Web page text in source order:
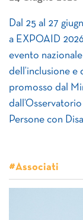
Dal 25 al 27
a EXPOAID
evento
dell’inclusione e
promosso dal
Persone con
#Associati